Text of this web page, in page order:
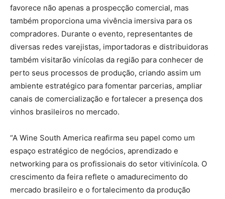
favorece não apenas a prospecção comercial, mas
também proporciona uma vivência imersiva para os
compradores. Durante o evento, representantes de
diversas redes varejistas, importadoras e distribuidoras
também visitarão vinícolas da região para conhecer de
perto seus processos de produção, criando assim um
ambiente estratégico para fomentar parcerias, ampliar
canais de comercialização e fortalecer a presença dos
vinhos brasileiros no mercado.
“A Wine South America reafirma seu papel como um
espaço estratégico de negócios, aprendizado e
networking para os profissionais do setor vitivinícola. O
crescimento da feira reflete o amadurecimento do
mercado brasileiro e o fortalecimento da produção